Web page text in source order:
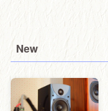
New